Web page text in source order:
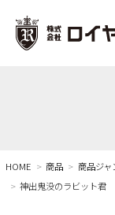
HOME 商品 商品ジャ
神出鬼没のラビット